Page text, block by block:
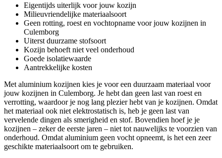
Eigentijds uiterlijk voor jouw kozijn
Milieuvriendelijke materiaalsoort
Geen rotting, roest en vochtopname voor jouw kozijnen in
Culemborg
Uiterst duurzame stofsoort
Kozijn behoeft niet veel onderhoud
Goede isolatiewaarde
Aantrekkelijke kosten
Met aluminium kozijnen kies je voor een duurzaam materiaal voor
jouw kozijnen in Culemborg. Je hebt dan geen last van roest en
verrotting, waardoor je nog lang plezier hebt van je kozijnen. Omdat
het materiaal ook niet elektrostatisch is, heb je geen last van
vervelende dingen als smerigheid en stof. Bovendien hoef je je
kozijnen – zeker de eerste jaren – niet tot nauwelijks te voorzien van
onderhoud. Omdat aluminium geen vocht opneemt, is het een zeer
geschikte materiaalsoort om te gebruiken.